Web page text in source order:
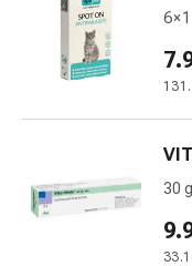
Gazen
Tapes
6 ×
30